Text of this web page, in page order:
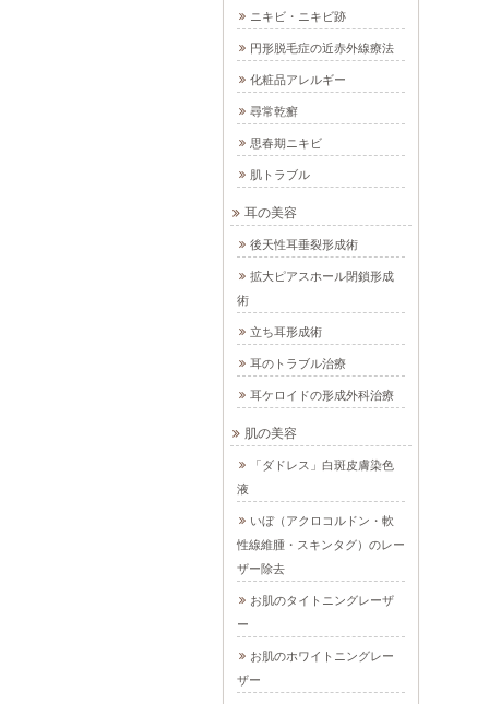
ニキビ・ニキビ跡
円形脱毛症の近赤外線療法
化粧品アレルギー
尋常乾癬
思春期ニキビ
肌トラブル
耳の美容
後天性耳垂裂形成術
拡大ピアスホール閉鎖形成
術
立ち耳形成術
耳のトラブル治療
耳ケロイドの形成外科治療
肌の美容
「ダドレス」白斑皮膚染色
液
いぼ（アクロコルドン・軟
性線維腫・スキンタグ）のレー
ザー除去
お肌のタイトニングレーザ
ー
お肌のホワイトニングレー
ザー